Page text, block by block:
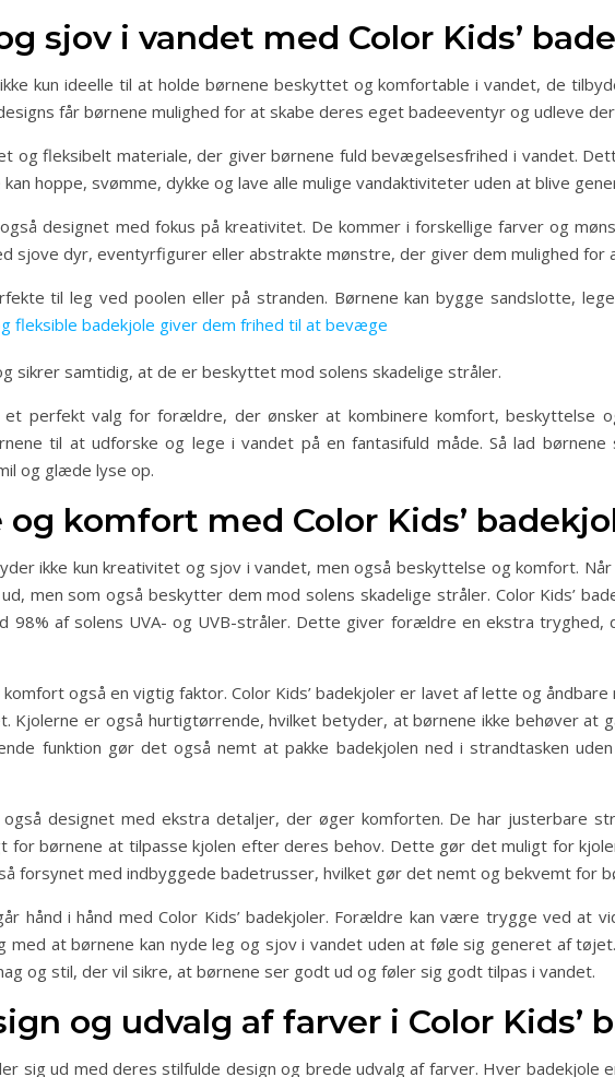
sjov i vandet med Color Kids’
kun ideelle til at holde børnene beskyttet og komfortable i vandet, de
får børnene mulighed for at skabe deres eget badeeventyr og udleve
og fleksibelt materiale, der giver børnene fuld bevægelsesfrihed i vandet.
hoppe, svømme, dykke og lave alle mulige vandaktiviteter uden at blive
designet med fokus på kreativitet. De kommer i forskellige farver og
sjove dyr, eventyrfigurer eller abstrakte mønstre, der giver dem mulighed for
til leg ved poolen eller på stranden. Børnene kan bygge sandslotte,
fleksible badekjole giver dem frihed til at bevæge
sikrer samtidig, at de er beskyttet mod solens skadelige stråler.
et perfekt valg for forældre, der ønsker at kombinere komfort, beskyttelse
til at udforske og lege i vandet på en fantasifuld måde. Så lad
og glæde lyse op.
komfort med Color Kids’
ikke kun kreativitet og sjov i vandet, men også beskyttelse og komfort.
men som også beskytter dem mod solens skadelige stråler. Color Kids’
98% af solens UVA- og UVB-stråler. Dette giver forældre en ekstra
også en vigtig faktor. Color Kids’ badekjoler er lavet af lette og
Kjolerne er også hurtigtørrende, hvilket betyder, at børnene ikke behøver at
funktion gør det også nemt at pakke badekjolen ned i strandtasken
også designet med ekstra detaljer, der øger komforten. De har justerbare
for børnene at tilpasse kjolen efter deres behov. Dette gør det muligt for
forsynet med indbyggede badetrusser, hvilket gør det nemt og bekvemt for
hånd i hånd med Color Kids’ badekjoler. Forældre kan være trygge ved at
med at børnene kan nyde leg og sjov i vandet uden at føle sig generet af
og stil, der vil sikre, at børnene ser godt ud og føler sig godt tilpas i vandet.
og udvalg af farver i Color Kids’
sig ud med deres stilfulde design og brede udvalg af farver. Hver